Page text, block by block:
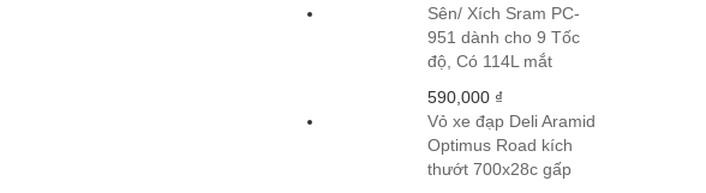
Sên/ Xích Sram PC-
951 dành cho 9 Tốc
độ, Có 114L mắt
590,000 ₫
Vỏ xe đạp Deli Aramid
Optimus Road kích
thướt 700x28c gấp